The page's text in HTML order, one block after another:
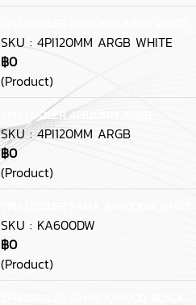
SKU : 4PI120MM ARGB WHITE
฿0
(Product)
CPU COOLER 4PI120MM ARGB
SKU : 4PI120MM ARGB
฿0
(Product)
SKU : KA600DW
฿0
(Product)